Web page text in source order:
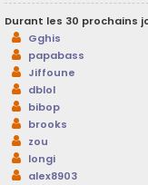
Durant les 30 prochains
Gghis
papabass
Jiffoune
dblol
bibop
brooks
zou
longi
alex8903